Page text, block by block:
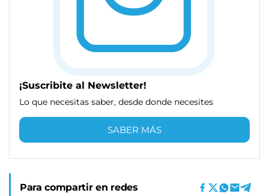
¡Suscribite al Newsletter!
Lo que necesitas saber, desde donde necesites
SABER MÁS
Para compartir en redes